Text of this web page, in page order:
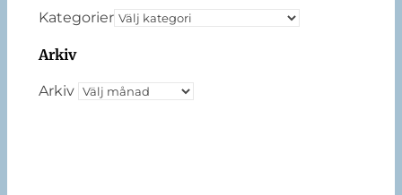
Kategorier
Arkiv
Arkiv